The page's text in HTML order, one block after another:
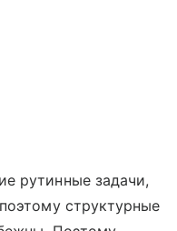
рутинные задачи,
структурные